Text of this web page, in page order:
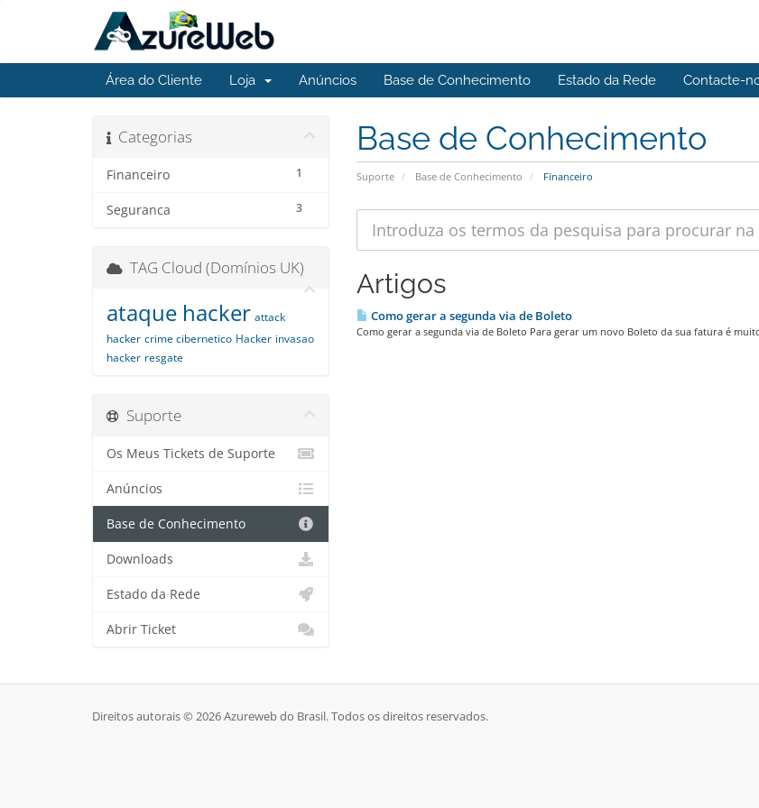
Área do Cliente Loja Anúncios Base de Conhecimento Estado da Rede Contacte-
Base de Conhecimento
Suporte Base de Conhecimento Financeiro
Categorias
1
Financeiro
3
Seguranca
Artigos
Como gerar a segunda via de Boleto
Como gerar a segunda via de Boleto Para gerar um novo Boleto da sua fatura é
TAG Cloud (Domínios UK)
ataque hacker attack
hacker crime cibernetico Hacker invasao
hacker resgate
Suporte
Os Meus Tickets de Suporte
Anúncios
Base de Conhecimento
Downloads
Estado da Rede
Abrir Ticket
Direitos autorais © 2026 Azureweb do Brasil. Todos os direitos reservados.